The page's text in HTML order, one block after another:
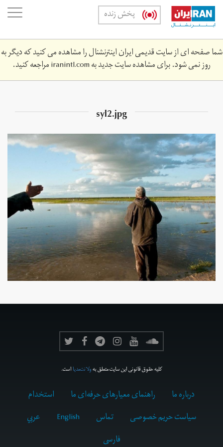
Skip
main
content
پخش زنده
شما صفحه ای از سایت قدیمی ایران اینترنشنال را مشاهده می کنید که دیگر به
روز نمی شود. برای مشاهده سایت جدید بهiranintl.comمراجعه کنید.
syl2.jpg
کلیه حقوق قانونی این سایت متعلق بهولانت‌مدیااست.
درباره ما راهنمای معیارهای حرفه‌ای ما
استخدام
سیاست حریم خصوصی
تماس English
عربي
فارسى